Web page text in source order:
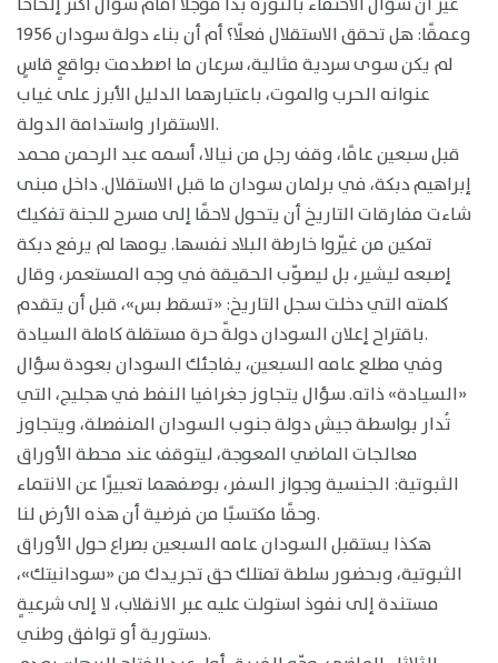
وعمقًا: هل تحقق الاستقلال فعلًا؟ أم أن بناء دولة سودان 1956
لم يكن سوى سردية مثالية، سرعان ما اصطدمت بواقعٍ قاسٍ
عنوانه الحرب والموت، باعتبارهما الدليل الأبرز على غياب
الاستقرار واستدامة الدولة.
قبل سبعين عامًا، وقف رجل من نيالا، أسمه عبد الرحمن محمد
إبراهيم دبكة، في برلمان سودان ما قبل الاستقلال. داخل مبنى
شاءت مفارقات التاريخ أن يتحول لاحقًا إلى مسرح للجنة تفكيك
تمكين من غيّروا خارطة البلاد نفسها. يومها لم يرفع دبكة
إصبعه ليشير، بل ليصوّب الحقيقة في وجه المستعمر، وقال
كلمته التي دخلت سجل التاريخ: «تسقط بس»، قبل أن يتقدم
باقتراح إعلان السودان دولةً حرة مستقلة كاملة السيادة.
وفي مطلع عامه السبعين، يفاجئك السودان بعودة سؤال
«السيادة» ذاته. سؤال يتجاوز جغرافيا النفط في هجليج، التي
تُدار بواسطة جيش دولة جنوب السودان المنفصلة، ويتجاوز
معالجات الماضي المعوجة، ليتوقف عند محطة الأوراق
الثبوتية: الجنسية وجواز السفر، بوصفهما تعبيرًا عن الانتماء
وحقًا مكتسبًا من فرضية أن هذه الأرض لنا.
هكذا يستقبل السودان عامه السبعين بصراع حول الأوراق
الثبوتية، وبحضور سلطة تمتلك حق تجريدك من «سودانيتك»،
مستندة إلى نفوذ استولت عليه عبر الانقلاب، لا إلى شرعيةٍ
دستورية أو توافق وطني.